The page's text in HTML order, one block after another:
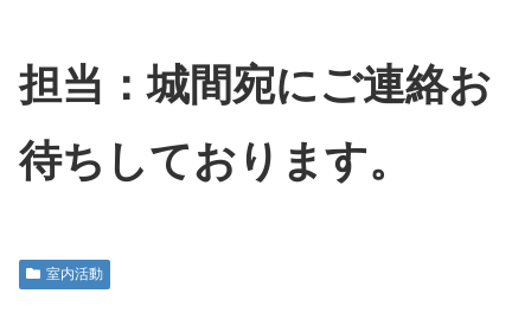
担当：城間宛にご連絡お
待ちしております。
室内活動